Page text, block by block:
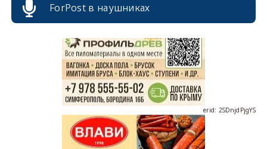
ForPost в наушниках
erid: 2SDnjdPjgYS